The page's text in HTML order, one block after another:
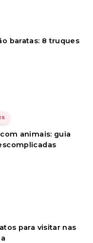
baratas: 8 truques
animais: guia
para visitar nas